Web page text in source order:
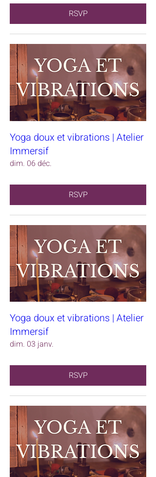
RSVP
Yoga doux et vibrations | Atelier
Immersif
dim. 06 déc.
RSVP
Yoga doux et vibrations | Atelier
Immersif
dim. 03 janv.
RSVP